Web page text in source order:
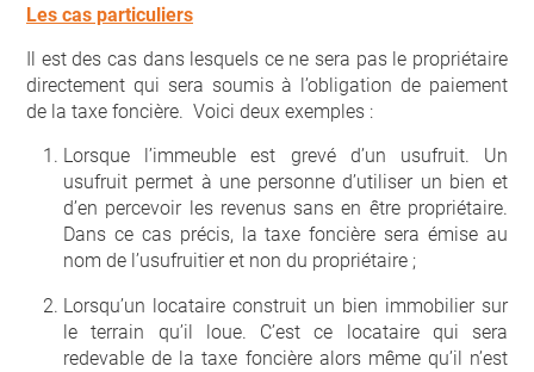
Les cas particuliers
Il est des cas dans lesquels ce ne sera pas le propriétaire
directement qui sera soumis à l’obligation de paiement
de la taxe foncière. Voici deux exemples :
Lorsque l’immeuble est grevé d’un usufruit. Un
usufruit permet à une personne d’utiliser un bien et
d’en percevoir les revenus sans en être propriétaire.
Dans ce cas précis, la taxe foncière sera émise au
nom de l’usufruitier et non du propriétaire ;
Lorsqu’un locataire construit un bien immobilier sur
le terrain qu’il loue. C’est ce locataire qui sera
redevable de la taxe foncière alors même qu’il n’est